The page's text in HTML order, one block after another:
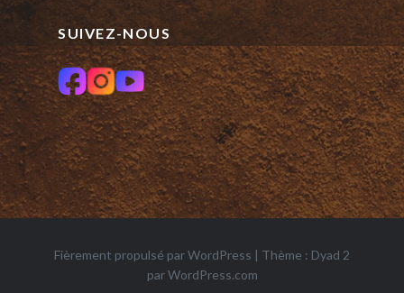
SUIVEZ-NOUS
Fièrement propulsé par WordPress | Thème : Dyad 2
parWordPress.com